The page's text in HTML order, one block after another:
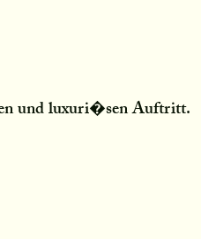
und luxuri�sen Auftritt.